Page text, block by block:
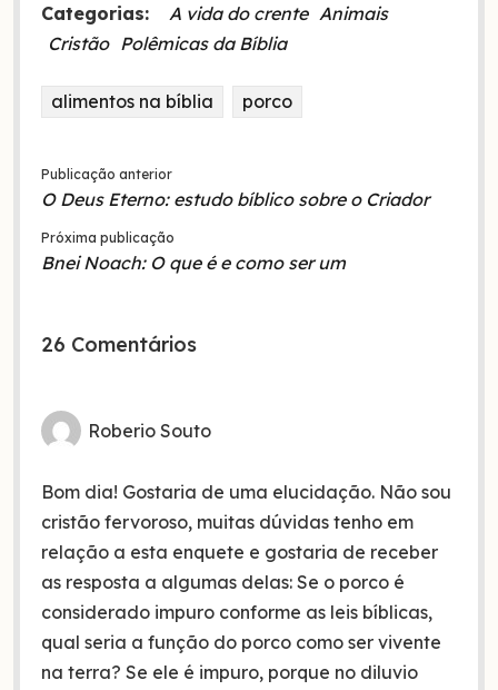
Categorias: A vida do crente Animais
Cristão
Polêmicas da Bíblia
alimentos na bíblia porco
Publicação anterior
O Deus Eterno: estudo bíblico sobre o Criador
Próxima publicação
Bnei Noach: O que é e como ser um
26 Comentários
Roberio Souto
Bom dia! Gostaria de uma elucidação. Não sou
cristão fervoroso, muitas dúvidas tenho em
relação a esta enquete e gostaria de receber
as resposta a algumas delas: Se o porco é
considerado impuro conforme as leis bíblicas,
qual seria a função do porco como ser vivente
na terra? Se ele é impuro, porque no diluvio